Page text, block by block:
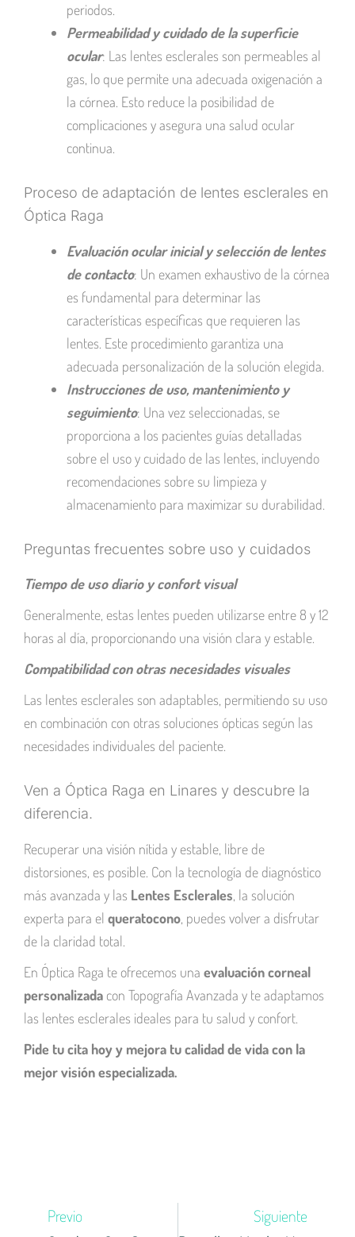
periodos.
Permeabilidad y cuidado de la superficie
ocular: Las lentes esclerales son permeables al
gas, lo que permite una adecuada oxigenación a
la córnea. Esto reduce la posibilidad de
complicaciones y asegura una salud ocular
continua.
Proceso de adaptación de lentes esclerales en
Óptica Raga
Evaluación ocular inicial y selección de lentes
de contacto: Un examen exhaustivo de la córnea
es fundamental para determinar las
características específicas que requieren las
lentes. Este procedimiento garantiza una
adecuada personalización de la solución elegida.
Instrucciones de uso, mantenimiento y
seguimiento: Una vez seleccionadas, se
proporciona a los pacientes guías detalladas
sobre el uso y cuidado de las lentes, incluyendo
recomendaciones sobre su limpieza y
almacenamiento para maximizar su durabilidad.
Preguntas frecuentes sobre uso y cuidados
Tiempo de uso diario y confort visual
Generalmente, estas lentes pueden utilizarse entre 8 y 12
horas al día, proporcionando una visión clara y estable.
Compatibilidad con otras necesidades visuales
Las lentes esclerales son adaptables, permitiendo su uso
en combinación con otras soluciones ópticas según las
necesidades individuales del paciente.
Ven a Óptica Raga en Linares y descubre la
diferencia.
Recuperar una visión nítida y estable, libre de
distorsiones, es posible. Con la tecnología de diagnóstico
más avanzada y las Lentes Esclerales, la solución
experta para el queratocono, puedes volver a disfrutar
de la claridad total.
En Óptica Raga te ofrecemos una evaluación corneal
personalizada con Topografía Avanzada y te adaptamos
las lentes esclerales ideales para tu salud y confort.
Pide tu cita hoy y mejora tu calidad de vida con la
mejor visión especializada.
Previo
Siguiente